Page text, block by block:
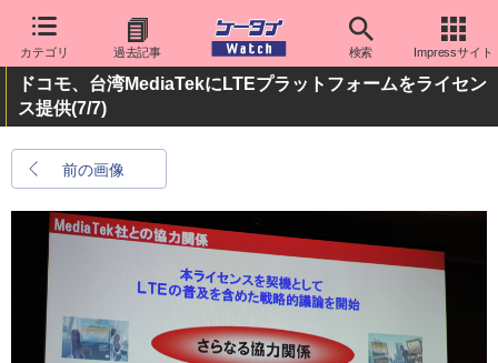
カテゴリ 過去記事 検索 Impressサイト
ドコモ、台湾MediaTekにLTEプラットフォームをライセン
ス提供(7/7)
前の画像